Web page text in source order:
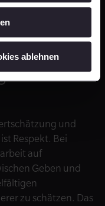
ablehnen
auf
und
Respekt. Bei
auf
Geben und
zu schätzen. Das